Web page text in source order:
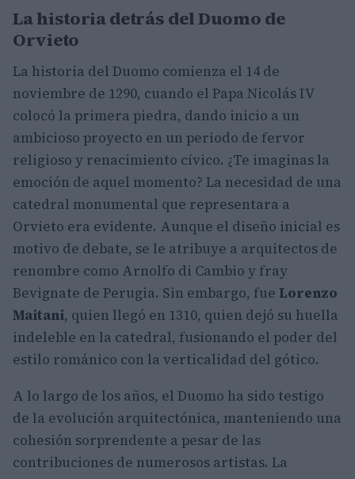
La historia detrás del Duomo de
Orvieto
La historia del Duomo comienza el 14 de
noviembre de 1290, cuando el Papa Nicolás IV
colocó la primera piedra, dando inicio a un
ambicioso proyecto en un periodo de fervor
religioso y renacimiento cívico. ¿Te imaginas la
emoción de aquel momento? La necesidad de una
catedral monumental que representara a
Orvieto era evidente. Aunque el diseño inicial es
motivo de debate, se le atribuye a arquitectos de
renombre como Arnolfo di Cambio y fray
Bevignate de Perugia. Sin embargo, fue Lorenzo
Maitani, quien llegó en 1310, quien dejó su huella
indeleble en la catedral, fusionando el poder del
estilo románico con la verticalidad del gótico.
A lo largo de los años, el Duomo ha sido testigo
de la evolución arquitectónica, manteniendo una
cohesión sorprendente a pesar de las
contribuciones de numerosos artistas. La